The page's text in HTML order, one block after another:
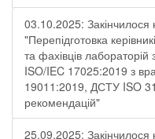
03.10.2025: Закінчилося
"Перепідготовка
та фахівців
ISO/IEC 17025:2019 з
19011:2019, ДСТУ ISO
рекомендацій"
25.09.2025: Закінчилося